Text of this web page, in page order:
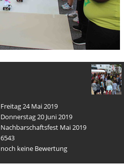
Freitag 24 Mai 2019
Donnerstag 20 Juni 2019
Nachbarschaftsfest Mai 2019
6543
noch keine Bewertung